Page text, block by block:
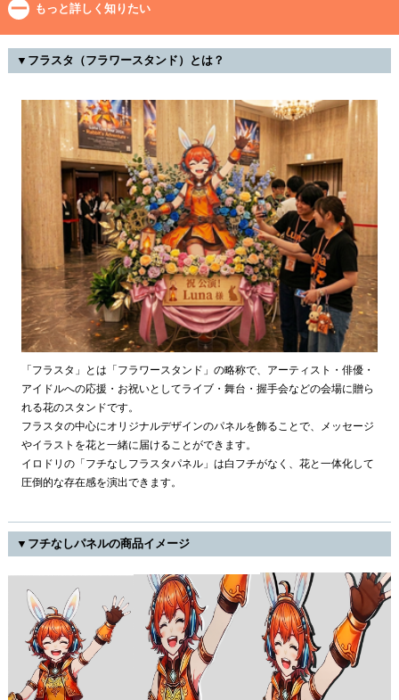
もっと詳しく知りたい
▼フラスタ（フラワースタンド）とは？
「フラスタ」とは「フラワースタンド」の略称で、アーティスト・俳優・
アイドルへの応援・お祝いとしてライブ・舞台・握手会などの会場に贈ら
れる花のスタンドです。
フラスタの中心にオリジナルデザインのパネルを飾ることで、メッセージ
やイラストを花と一緒に届けることができます。
イロドリの「フチなしフラスタパネル」は白フチがなく、花と一体化して
圧倒的な存在感を演出できます。
▼フチなしパネルの商品イメージ